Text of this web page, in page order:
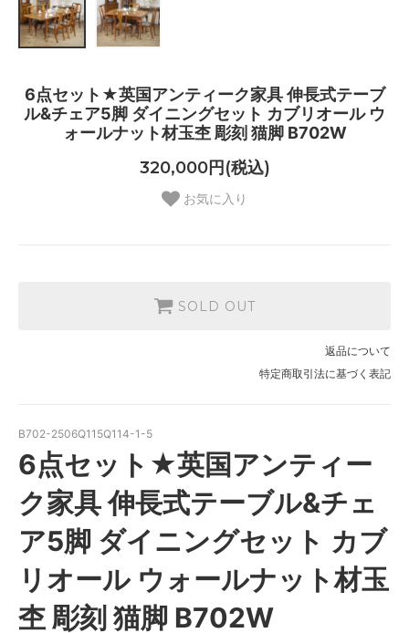
6点セット★英国アンティーク家具 伸長式テーブ
ル&チェア5脚 ダイニングセット カブリオール ウ
ォールナット材玉杢 彫刻 猫脚 B702W
320,000円(税込)
お気に入り
SOLD OUT
返品について
特定商取引法に基づく表記
B702-2506Q115Q114-1-5
6点セット★英国アンティー
ク家具 伸長式テーブル&チェ
ア5脚 ダイニングセット カブ
リオール ウォールナット材玉
杢 彫刻 猫脚 B702W